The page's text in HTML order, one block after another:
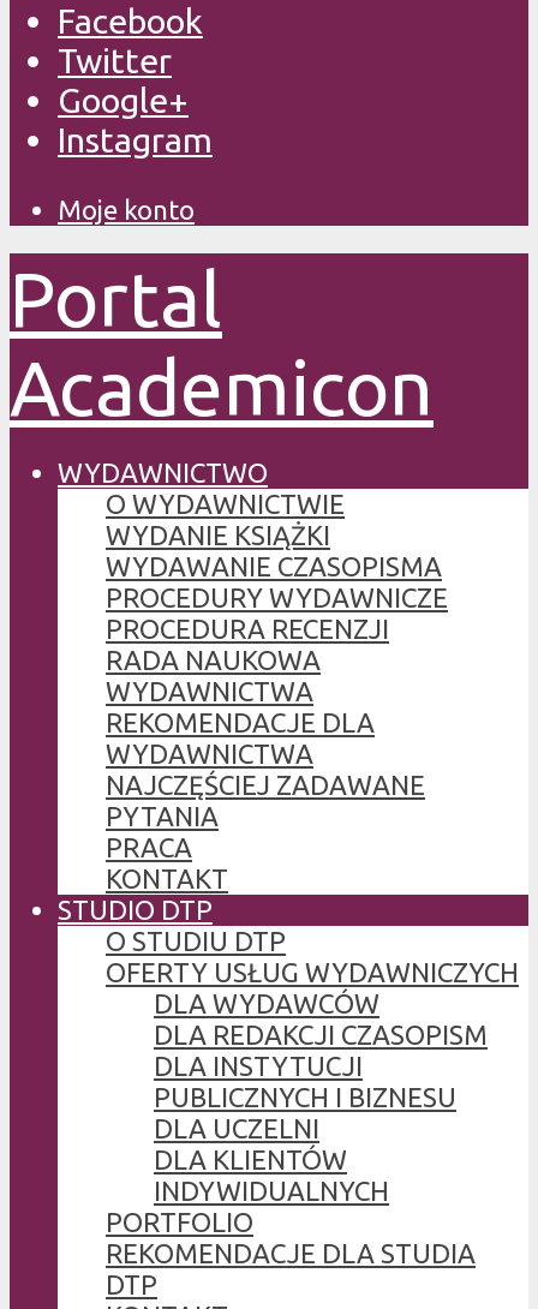
Facebook
Twitter
Google+
Instagram
Moje konto
Portal
Academicon
WYDAWNICTWO
O WYDAWNICTWIE
WYDANIE KSIĄŻKI
WYDAWANIE CZASOPISMA
PROCEDURY WYDAWNICZE
PROCEDURA RECENZJI
RADA NAUKOWA
WYDAWNICTWA
REKOMENDACJE DLA
WYDAWNICTWA
NAJCZĘŚCIEJ ZADAWANE
PYTANIA
PRACA
KONTAKT
STUDIO DTP
O STUDIU DTP
OFERTY USŁUG WYDAWNICZYCH
DLA WYDAWCÓW
DLA REDAKCJI CZASOPISM
DLA INSTYTUCJI
PUBLICZNYCH I BIZNESU
DLA UCZELNI
DLA KLIENTÓW
INDYWIDUALNYCH
PORTFOLIO
REKOMENDACJE DLA STUDIA
DTP